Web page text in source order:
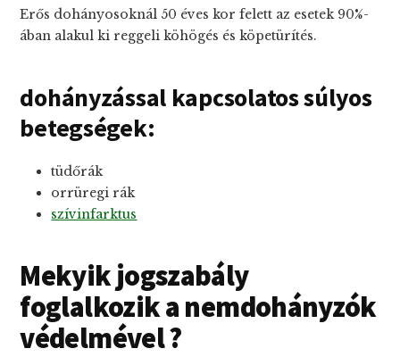
Erős dohányosoknál 50 éves kor felett az esetek 90%-
ában alakul ki reggeli köhögés és köpetürítés.
dohányzással kapcsolatos súlyos
betegségek:
tüdőrák
orrüregi rák
szívinfarktus
Mekyik jogszabály
foglalkozik a nemdohányzók
védelmével ?